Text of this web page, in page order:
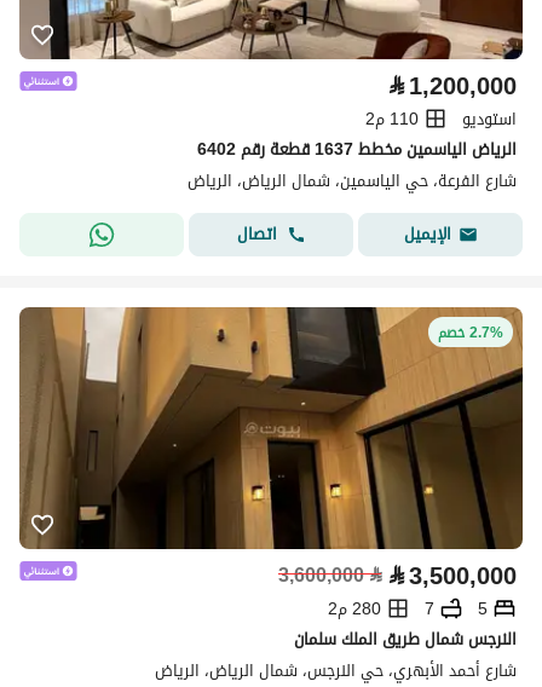
⃁1,200,000
استوديو
110 م2
الرياض الياسمين مخطط 1637 قطعة رقم 6402
شارع الفرعة، حي الياسمين، شمال الرياض، الرياض
الإيميل
اتصال
2.7% خصم
⃁3,500,000
⃁
3,600,000
5
7
280 م2
النرجس شمال طريق الملك سلمان
شارع أحمد الأبهري، حي النرجس، شمال الرياض، الرياض